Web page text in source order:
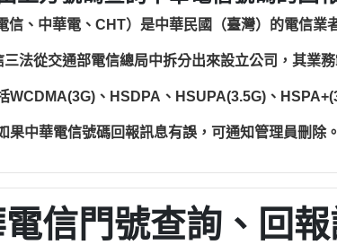
信、中華電、CHT）是中華民國（臺灣）的電信業
法從交通部電信總局中拆分出來設立公司，其業
WCDMA(3G)、HSDPA、HSUPA(3.5G)、
果中華電信號碼回報訊息有誤，可通知管理員刪除。
信門號查詢、回